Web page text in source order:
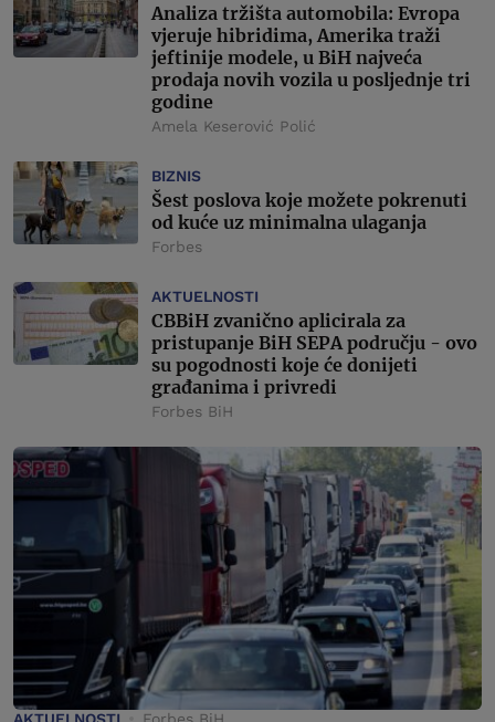
Analiza tržišta automobila: Evropa
vjeruje hibridima, Amerika traži
jeftinije modele, u BiH najveća
prodaja novih vozila u posljednje tri
godine
Amela Keserović Polić
BIZNIS
Šest poslova koje možete pokrenuti
od kuće uz minimalna ulaganja
Forbes
AKTUELNOSTI
CBBiH zvanično aplicirala za
pristupanje BiH SEPA području - ovo
su pogodnosti koje će donijeti
građanima i privredi
Forbes BiH